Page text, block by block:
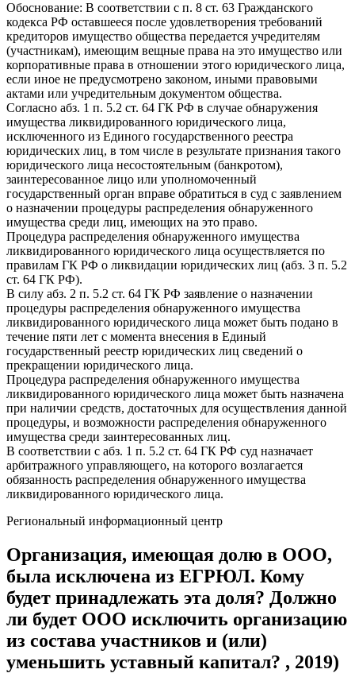
Обоснование: В соответствии с п. 8 ст. 63 Гражданского
кодекса РФ оставшееся после удовлетворения требований
кредиторов имущество общества передается учредителям
(участникам), имеющим вещные права на это имущество или
корпоративные права в отношении этого юридического лица,
если иное не предусмотрено законом, иными правовыми
актами или учредительным документом общества.
Согласно абз. 1 п. 5.2 ст. 64 ГК РФ в случае обнаружения
имущества ликвидированного юридического лица,
исключенного из Единого государственного реестра
юридических лиц, в том числе в результате признания такого
юридического лица несостоятельным (банкротом),
заинтересованное лицо или уполномоченный
государственный орган вправе обратиться в суд с заявлением
о назначении процедуры распределения обнаруженного
имущества среди лиц, имеющих на это право.
Процедура распределения обнаруженного имущества
ликвидированного юридического лица осуществляется по
правилам ГК РФ о ликвидации юридических лиц (абз. 3 п. 5.2
ст. 64 ГК РФ).
В силу абз. 2 п. 5.2 ст. 64 ГК РФ заявление о назначении
процедуры распределения обнаруженного имущества
ликвидированного юридического лица может быть подано в
течение пяти лет с момента внесения в Единый
государственный реестр юридических лиц сведений о
прекращении юридического лица.
Процедура распределения обнаруженного имущества
ликвидированного юридического лица может быть назначена
при наличии средств, достаточных для осуществления данной
процедуры, и возможности распределения обнаруженного
имущества среди заинтересованных лиц.
В соответствии с абз. 1 п. 5.2 ст. 64 ГК РФ суд назначает
арбитражного управляющего, на которого возлагается
обязанность распределения обнаруженного имущества
ликвидированного юридического лица.
Региональный информационный центр
Организация, имеющая долю в ООО,
была исключена из ЕГРЮЛ. Кому
будет принадлежать эта доля? Должно
ли будет ООО исключить организацию
из состава участников и (или)
уменьшить уставный капитал? , 2019)